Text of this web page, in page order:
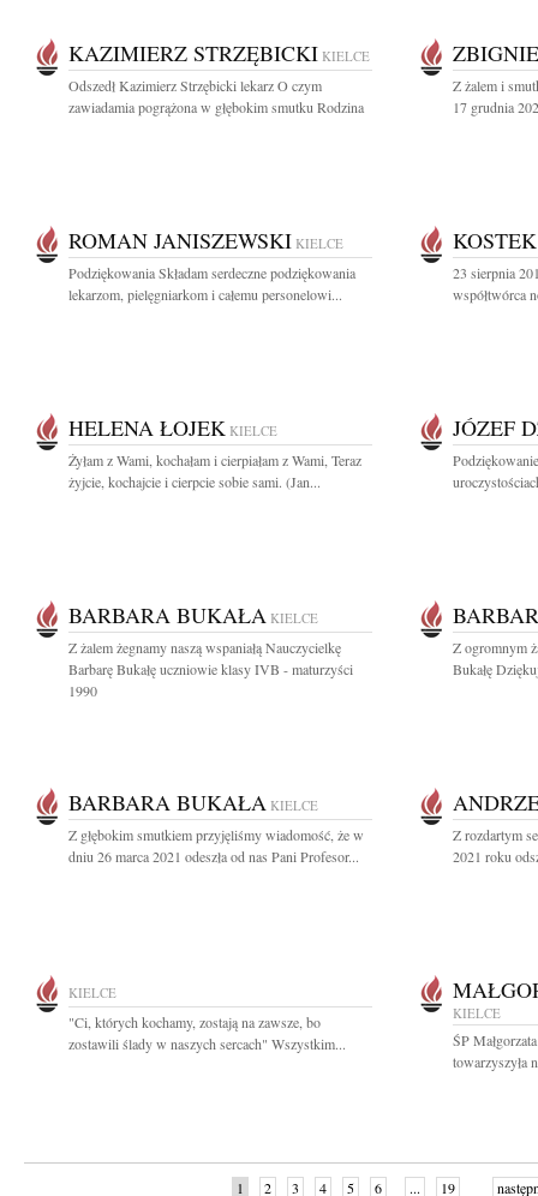
KAZIMIERZ STRZĘBICKI KIELCE
Odszedł Kazimierz Strzębicki lekarz O czym
zawiadamia pogrążona w głębokim smutku Rodzina
Z żalem i
17 grudnia
ROMAN JANISZEWSKI KIELCE
Podziękowania Składam serdeczne podziękowania
lekarzom, pielęgniarkom i całemu personelowi...
23 sierpnia
współtwórca
HELENA ŁOJEK KIELCE
Żyłam z Wami, kochałam i cierpiałam z Wami, Teraz
żyjcie, kochajcie i cierpcie sobie sami. (Jan...
JÓZEF
BARBARA BUKAŁA KIELCE
Z żalem żegnamy naszą wspaniałą Nauczycielkę
Barbarę Bukałę uczniowie klasy IVB - maturzyści
1990
Z ogromnym
Bukałę
BARBARA BUKAŁA KIELCE
Z głębokim smutkiem przyjęliśmy wiadomość, że w
dniu 26 marca 2021 odeszła od nas Pani Profesor...
Z rozdartym
2021 roku
KIELCE
"Ci, których kochamy, zostają na zawsze, bo
zostawili ślady w naszych sercach" Wszystkim...
KIELCE
ŚP
towarzyszyła
1 2 3 4 5 6 ... 19